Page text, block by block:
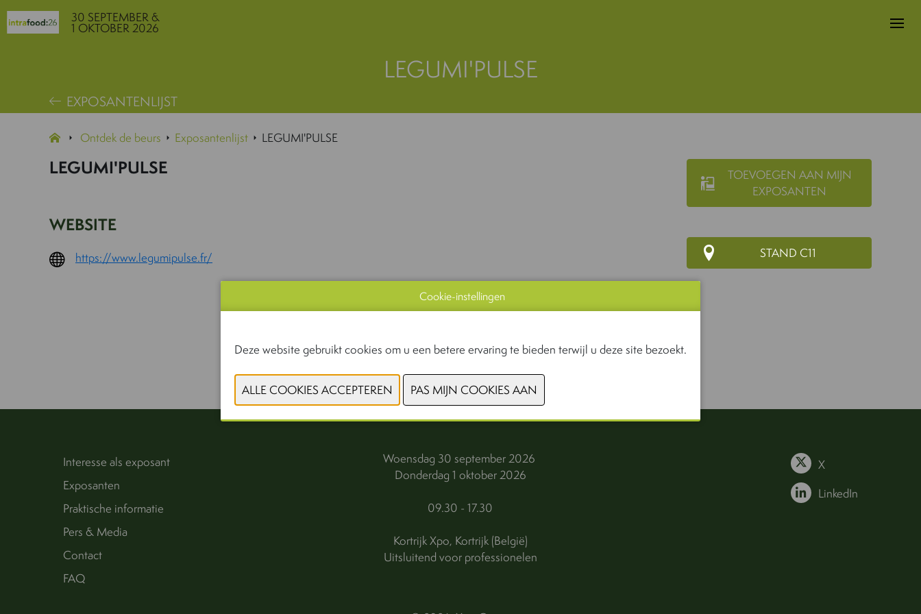
30 SEPTEMBER &
1 OKTOBER 2026
LEGUMI'PULSE
EXPOSANTENLIJST
Ontdek de beurs Exposantenlijst LEGUMI'PULSE
LEGUMI'PULSE
TOEVOEGEN AAN MIJN
EXPOSANTEN
STAND C11
WEBSITE
https://www.legumipulse.fr/
Interesse als exposant
Exposanten
Praktische informatie
Pers & Media
Contact
FAQ
Woensdag 30 september 2026
Donderdag 1 oktober 2026
09.30 - 17.30
Kortrijk Xpo, Kortrijk (België)
Uitsluitend voor professionelen
X
LinkedIn
Cookie-instellingen
Deze website gebruikt cookies om u een betere ervaring te bieden terwijl u deze site bezoekt.